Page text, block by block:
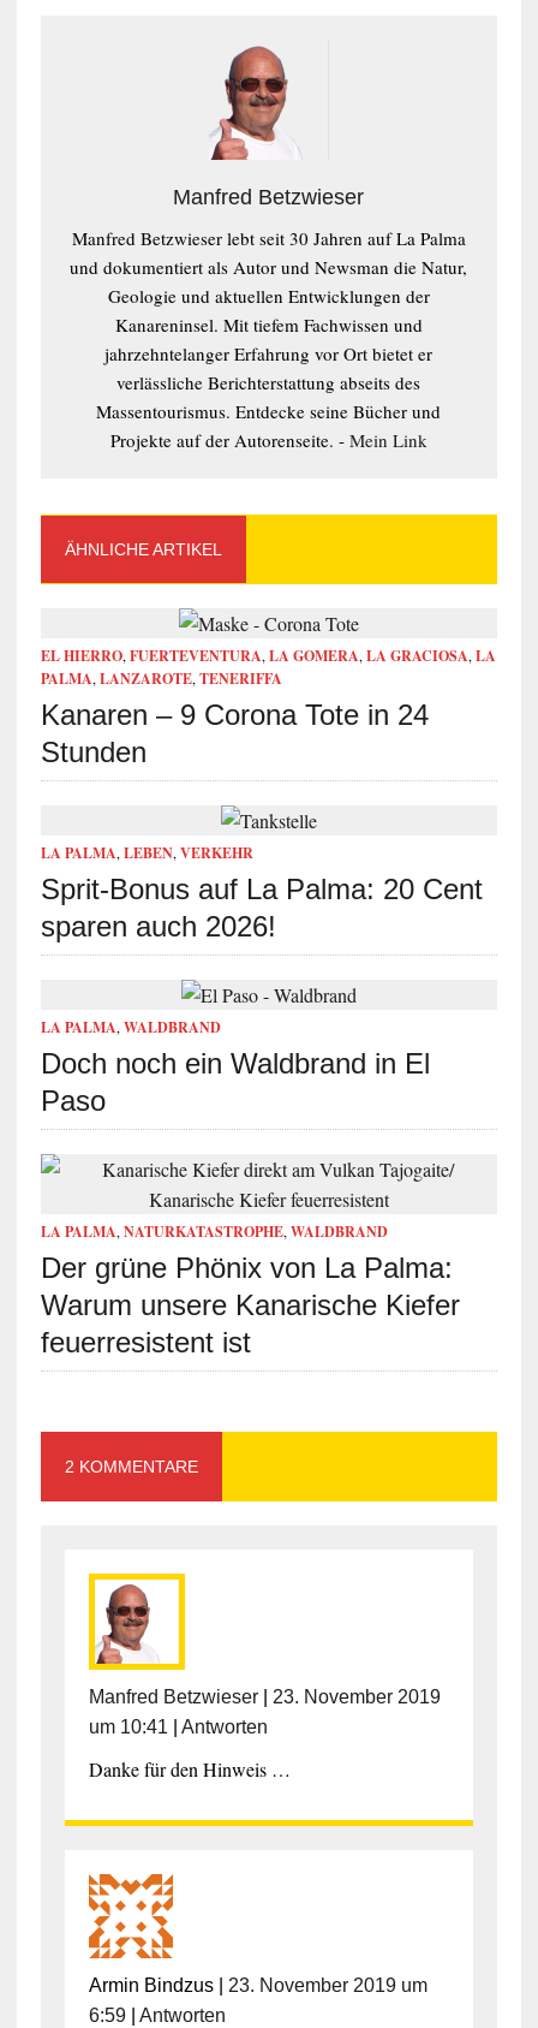
Manfred Betzwieser
Manfred Betzwieser lebt seit 30 Jahren auf La Palma
und dokumentiert als Autor und Newsman die Natur,
Geologie und aktuellen Entwicklungen der
Kanareninsel. Mit tiefem Fachwissen und
jahrzehntelanger Erfahrung vor Ort bietet er
verlässliche Berichterstattung abseits des
Massentourismus. Entdecke seine Bücher und
Projekte auf der Autorenseite. - Mein Link
ÄHNLICHE ARTIKEL
EL HIERRO, FUERTEVENTURA, LA GOMERA, LA GRACIOSA, LA
PALMA, LANZAROTE, TENERIFFA
Kanaren – 9 Corona Tote in 24
Stunden
LA PALMA, LEBEN, VERKEHR
Sprit-Bonus auf La Palma: 20 Cent
sparen auch 2026!
LA PALMA, WALDBRAND
Doch noch ein Waldbrand in El
Paso
LA PALMA, NATURKATASTROPHE, WALDBRAND
Der grüne Phönix von La Palma:
Warum unsere Kanarische Kiefer
feuerresistent ist
2 KOMMENTARE
Manfred Betzwieser| 23. November 2019
um 10:41
Antworten
Danke für den Hinweis …
Armin Bindzus| 23. November 2019 um
6:59| Antworten